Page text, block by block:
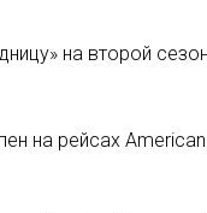
на второй сезон
на рейсах